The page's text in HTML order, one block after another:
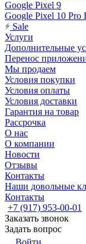
Google Pixel 9
Google Pixel 10 Pro
Sale
Услуги
Дополнительные
Перенос
Мы продаем
Условия покупки
Условия оплаты
Условия доставки
Гарантия на товар
Рассрочка
О нас
О компании
Новости
Отзывы
Контакты
Наши довольные
Контакты
+7 (917) 953-00-01
Заказать звонок
Задать вопрос
Войти